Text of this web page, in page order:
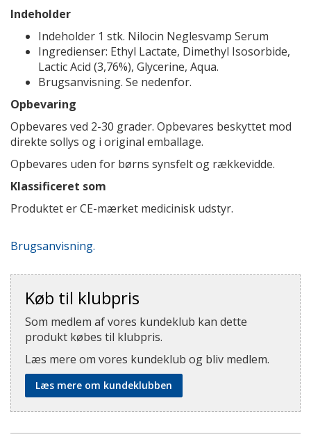
Indeholder
Indeholder 1 stk. Nilocin Neglesvamp Serum
Ingredienser: Ethyl Lactate, Dimethyl Isosorbide,
Lactic Acid (3,76%), Glycerine, Aqua.
Brugsanvisning. Se nedenfor.
Opbevaring
Opbevares ved 2-30 grader. Opbevares beskyttet mod
direkte sollys og i original emballage.
Opbevares uden for børns synsfelt og rækkevidde.
Klassificeret som
Produktet er CE-mærket medicinisk udstyr.
Brugsanvisning.
Køb til klubpris
Som medlem af vores kundeklub kan dette
produkt købes til klubpris.
Læs mere om vores kundeklub og bliv medlem.
Læs mere om kundeklubben